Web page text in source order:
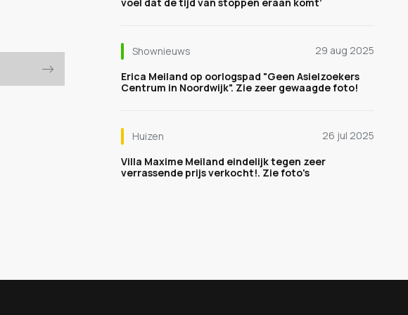
Shownieuws
29 aug 2025
Erica Meiland op oorlogspad "Geen Asielzoekers
Centrum in Noordwijk". Zie zeer gewaagde foto!
Huizen
26 jul 2025
Villa Maxime Meiland eindelijk tegen zeer
verrassende prijs verkocht!. Zie foto's